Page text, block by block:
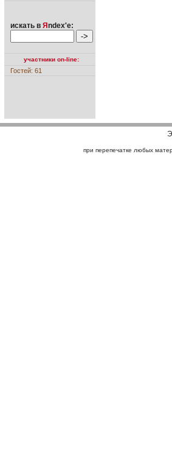
искать в Я ndex'е:
участники on-line:
Гостей: 61
при перепечатке любых